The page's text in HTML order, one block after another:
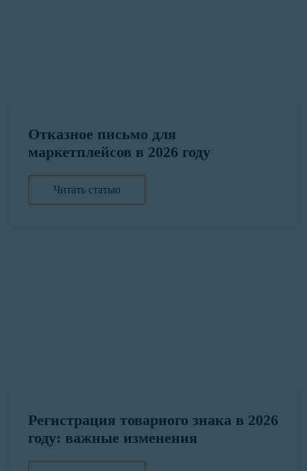
Отказное письмо для
маркетплейсов в 2026 году
Читать статью
Регистрация товарного знака в 2026
году: важные изменения